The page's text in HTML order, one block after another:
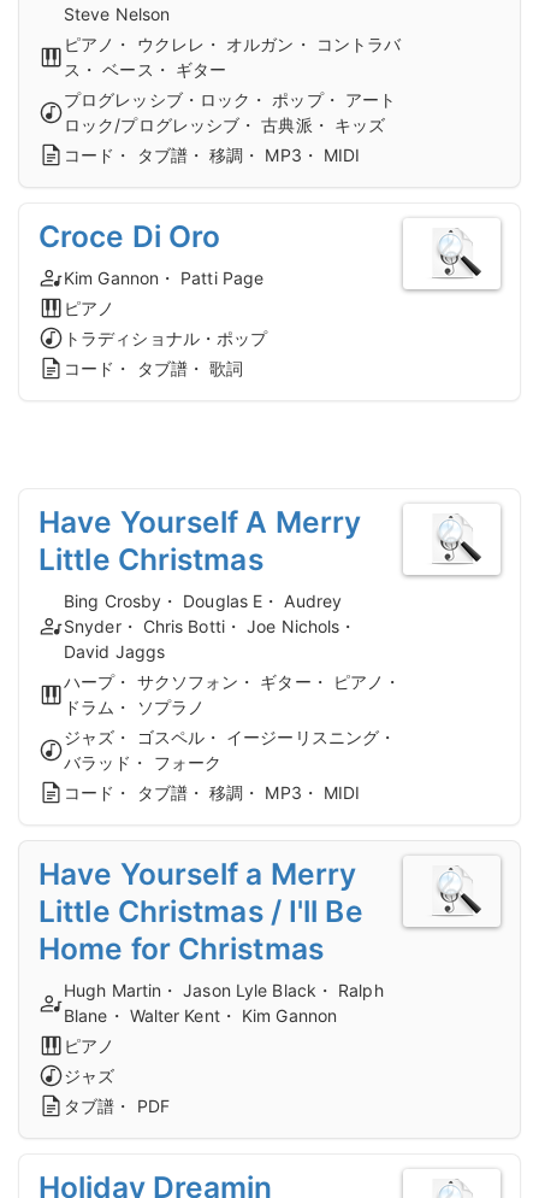
Steve Nelson
ピアノ・ ウクレレ・ オルガン・ コントラバ
ス・ ベース・ ギター
プログレッシブ・ロック・ ポップ・ アート
ロック/プログレッシブ・ 古典派・ キッズ
コード・ タブ譜・ 移調・ MP3・ MIDI
Croce Di Oro
Kim Gannon・ Patti Page
ピアノ
トラディショナル・ポップ
コード・ タブ譜・ 歌詞
Have Yourself A Merry
Little Christmas
Bing Crosby・ Douglas E・ Audrey
Snyder・ Chris Botti・ Joe Nichols・
David Jaggs
ハープ・ サクソフォン・ ギター・ ピアノ・
ドラム・ ソプラノ
ジャズ・ ゴスペル・ イージーリスニング・
バラッド・ フォーク
コード・ タブ譜・ 移調・ MP3・ MIDI
Have Yourself a Merry
Little Christmas / I'll Be
Home for Christmas
Hugh Martin・ Jason Lyle Black・ Ralph
Blane・ Walter Kent・ Kim Gannon
ピアノ
ジャズ
タブ譜・ PDF
Holiday Dreamin